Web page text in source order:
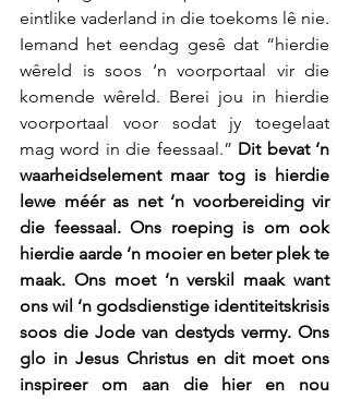
eintlike vaderland in die toekoms lê nie.
Iemand het eendag gesê dat “hierdie
wêreld is soos ‘n voorportaal vir die
komende wêreld. Berei jou in hierdie
voorportaal voor sodat jy toegelaat
mag word in die feessaal.” Dit bevat ‘n
waarheidselement maar tog is hierdie
lewe méér as net ‘n voorbereiding vir
die feessaal. Ons roeping is om ook
hierdie aarde ‘n mooier en beter plek te
maak. Ons moet ‘n verskil maak want
ons wil ‘n godsdienstige identiteitskrisis
soos die Jode van destyds vermy. Ons
glo in Jesus Christus en dit moet ons
inspireer om aan die hier en nou